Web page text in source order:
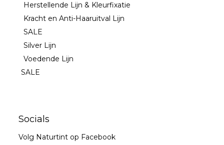
Herstellende Lijn & Kleurfixatie
Kracht en Anti-Haaruitval Lijn
SALE
Silver Lijn
Voedende Lijn
SALE
Socials
Volg Naturtint op Facebook